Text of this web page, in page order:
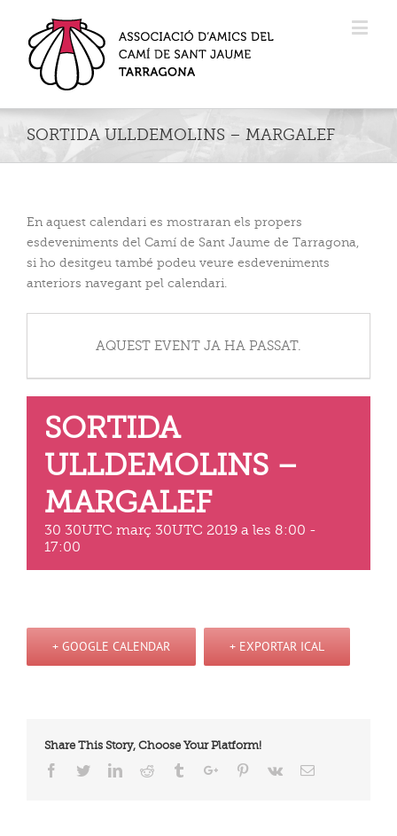
SORTIDA ULLDEMOLINS – MARGALEF
En aquest calendari es mostraran els propers
esdeveniments del Camí de Sant Jaume de Tarragona,
si ho desitgeu també podeu veure esdeveniments
anteriors navegant pel calendari.
AQUEST EVENT JA HA PASSAT.
SORTIDA
ULLDEMOLINS –
MARGALEF
30 30UTC març 30UTC 2019 a les 8:00 -
17:00
+ GOOGLE CALENDAR + EXPORTAR ICAL
Share This Story, Choose Your Platform!
Facebook
TwitterLinkedinReddit TumblrGoogle+Pinterest
Vk Email